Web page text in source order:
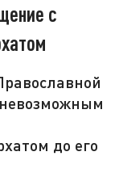
с
до его